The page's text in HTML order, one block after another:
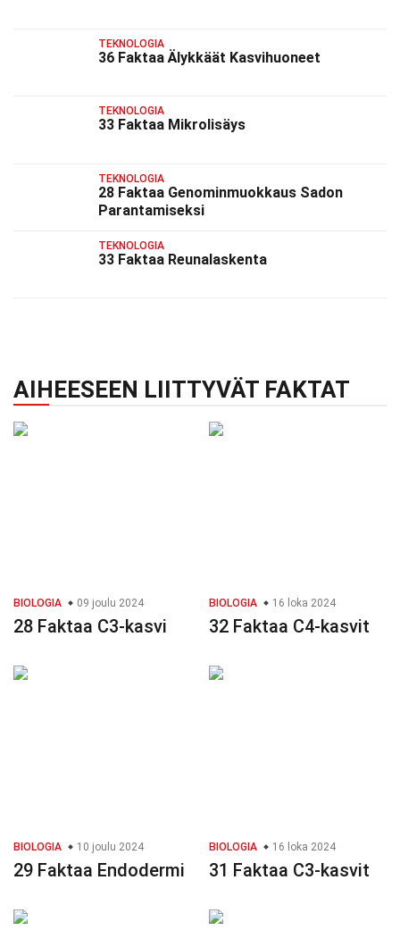
TEKNOLOGIA
36 Faktaa Älykkäät Kasvihuoneet
TEKNOLOGIA
33 Faktaa Mikrolisäys
TEKNOLOGIA
28 Faktaa Genominmuokkaus Sadon
Parantamiseksi
TEKNOLOGIA
33 Faktaa Reunalaskenta
AIHEESEEN LIITTYVÄT FAKTAT
BIOLOGIA 09 joulu 2024
28 Faktaa C3-kasvi
BIOLOGIA 16 loka 2024
32 Faktaa C4-kasvit
BIOLOGIA 10 joulu 2024
29 Faktaa Endodermi
BIOLOGIA 16 loka 2024
31 Faktaa C3-kasvit